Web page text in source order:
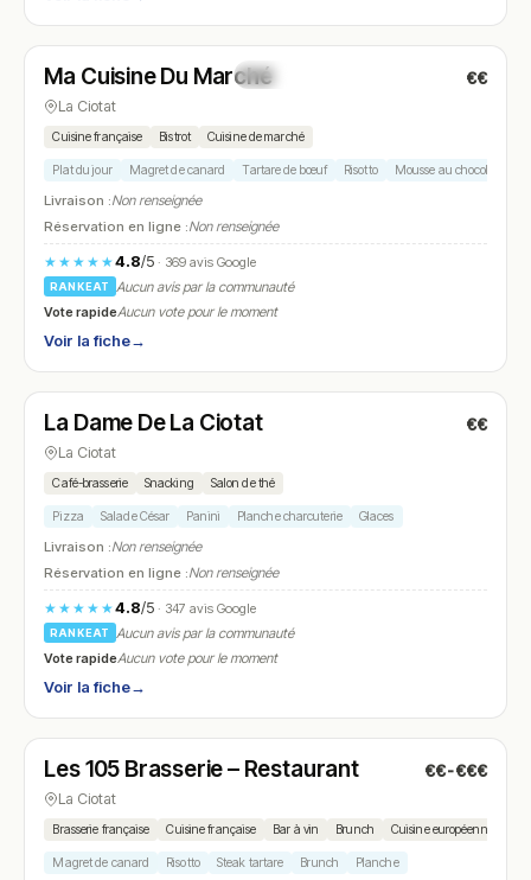
N° 11
Ma Cuisine Du Marché €€
La Ciotat
Cuisine française Bistrot Cuisine de marché
Plat du jour Magret de canard Tartare de bœuf Risotto Mousse au chocolat
Livraison :Non renseignée
Réservation en ligne :Non renseignée
★★★★★4.8/5· 369 avis Google
RANKEAT
Aucun avis par la communauté
Vote rapideAucun vote pour le moment
Voir la fiche→
N° 12
La Dame De La Ciotat €€
La Ciotat
Café-brasserie Snacking Salon de thé
Pizza Salade César Panini Planche charcuterie Glaces
Livraison :Non renseignée
Réservation en ligne :Non renseignée
★★★★★4.8/5· 347 avis Google
RANKEAT
Aucun avis par la communauté
Vote rapideAucun vote pour le moment
Voir la fiche→
N° 13
Les 105 Brasserie – Restaurant €€-€€€
La Ciotat
Brasserie française Cuisine française Bar à vin Brunch Cuisine européenne
Magret de canard Risotto Steak tartare Brunch Planche